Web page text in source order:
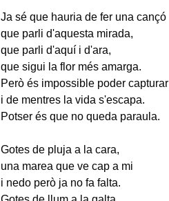
Ja sé que hauria de fer una cançó
que parli d'aquesta mirada,
que parli d'aquí i d'ara,
que sigui la flor més amarga.
Però és impossible poder capturar
i de mentres la vida s'escapa.
Potser és que no queda paraula.
Gotes de pluja a la cara,
una marea que ve cap a mi
i nedo però ja no fa falta.